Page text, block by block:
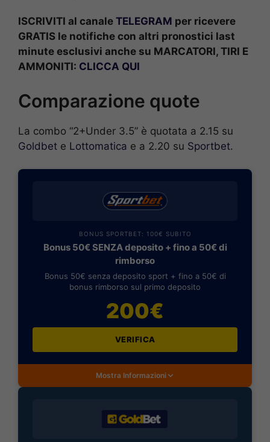
ISCRIVITI al canale TELEGRAM per ricevere
GRATIS le notifiche con altri pronostici last
minute esclusivi anche su MARCATORI, TIRI E
AMMONITI: CLICCA QUI
Comparazione quote
La combo “2+Under 3.5” è quotata a 2.15 su
Goldbet e Lottomatica e a 2.20 su Sportbet.
BONUS SPORTBET: 100€ SUBITO
Bonus 50€ SENZA deposito + fino a 50€ di
rimborso
Bonus 50€ senza deposito sport + fino a 50€ di
bonus rimborso sul primo deposito
200€
VERIFICA
Mostra Informazioni